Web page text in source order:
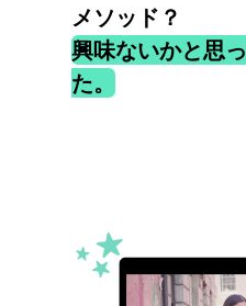
メソッド？
興味ないかと思っ
た。